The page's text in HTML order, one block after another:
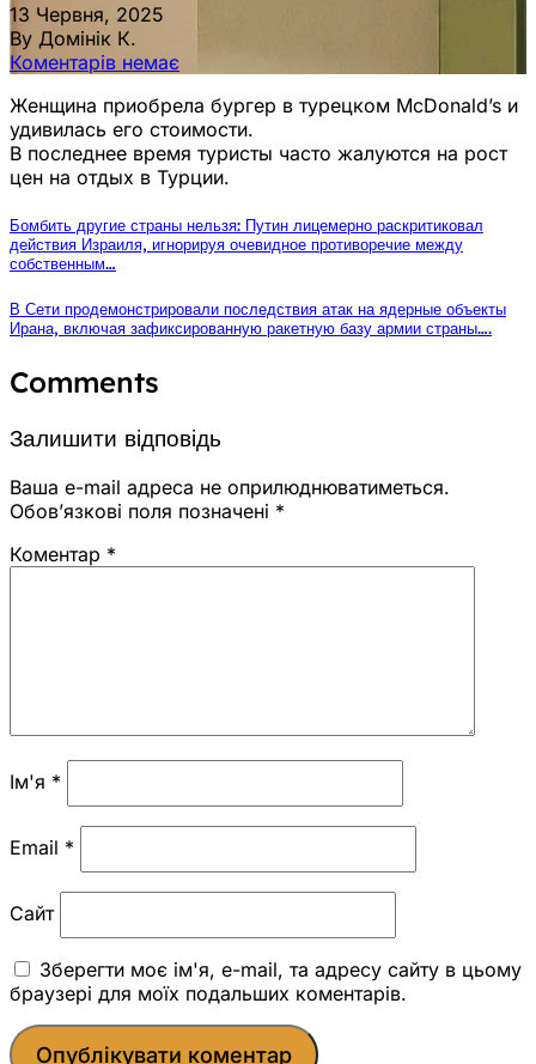
13 Червня, 2025
By Домінік К.
Коментарів немає
Женщина приобрела бургер в турецком McDonald’s и
удивилась его стоимости.
В последнее время туристы часто жалуются на рост
цен на отдых в Турции.
Бомбить другие страны нельзя: Путин лицемерно раскритиковал
действия Израиля, игнорируя очевидное противоречие между
собственным…
В Сети продемонстрировали последствия атак на ядерные объекты
Ирана, включая зафиксированную ракетную базу армии страны….
Comments
Залишити відповідь
Ваша e-mail адреса не оприлюднюватиметься.
Обов’язкові поля позначені *
Коментар *
Ім'я *
Email *
Сайт
Зберегти моє ім'я, e-mail, та адресу сайту в цьому
браузері для моїх подальших коментарів.